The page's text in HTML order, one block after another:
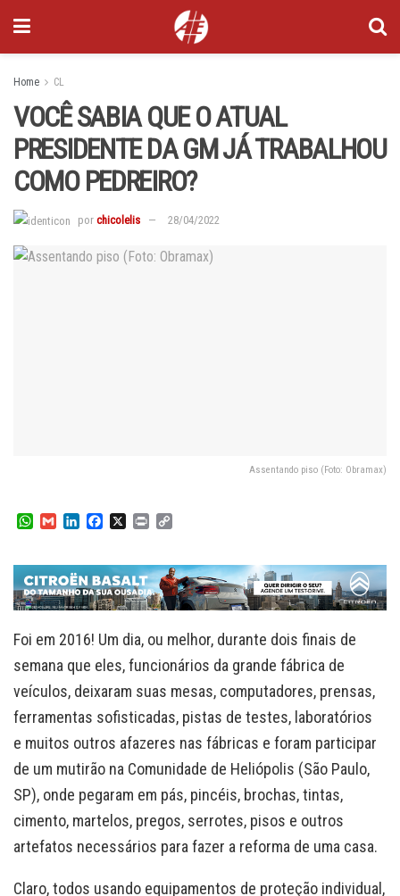
Home CL
VOCÊ SABIA QUE O ATUAL
PRESIDENTE DA GM JÁ TRABALHOU
COMO PEDREIRO?
por chicolelis 28/04/2022
Assentando piso (Foto: Obramax)
W
t
s
A
p
G
i
l
k
e
d
n
e
b
o
k
X
P
n
t
y
L
i
k
Foi em 2016! Um dia, ou melhor, durante dois finais de
semana que eles, funcionários da grande fábrica de
veículos, deixaram suas mesas, computadores, prensas,
ferramentas sofisticadas, pistas de testes, laboratórios
e muitos outros afazeres nas fábricas e foram participar
de um mutirão na Comunidade de Heliópolis (São Paulo,
SP), onde pegaram em pás, pincéis, brochas, tintas,
cimento, martelos, pregos, serrotes, pisos e outros
artefatos necessários para fazer a reforma de uma casa.
Claro, todos usando equipamentos de proteção individual,